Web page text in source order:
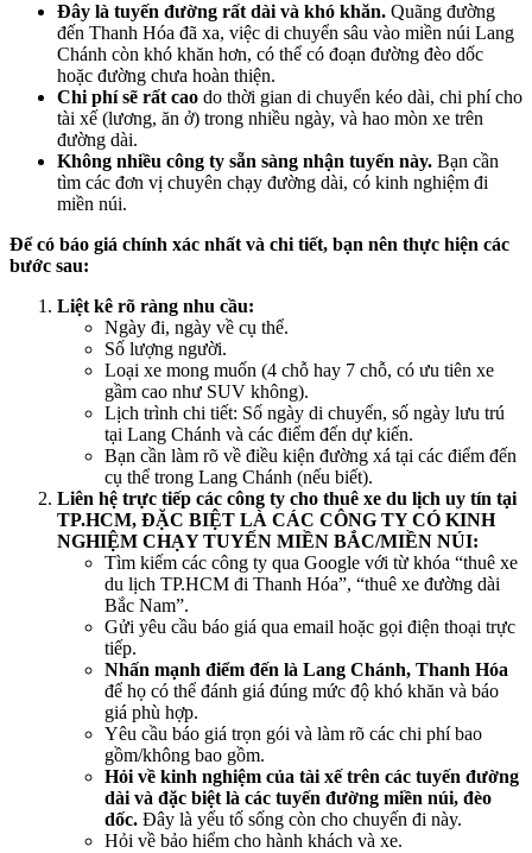
Đây là tuyến đường rất dài và khó khăn. Quãng đường
đến Thanh Hóa đã xa, việc di chuyển sâu vào miền núi Lang
Chánh còn khó khăn hơn, có thể có đoạn đường đèo dốc
hoặc đường chưa hoàn thiện.
Chi phí sẽ rất cao do thời gian di chuyển kéo dài, chi phí cho
tài xế (lương, ăn ở) trong nhiều ngày, và hao mòn xe trên
đường dài.
Không nhiều công ty sẵn sàng nhận tuyến này. Bạn cần
tìm các đơn vị chuyên chạy đường dài, có kinh nghiệm đi
miền núi.
Để có báo giá chính xác nhất và chi tiết, bạn nên thực hiện các
bước sau:
Liệt kê rõ ràng nhu cầu:
Ngày đi, ngày về cụ thể.
Số lượng người.
Loại xe mong muốn (4 chỗ hay 7 chỗ, có ưu tiên xe
gầm cao như SUV không).
Lịch trình chi tiết: Số ngày di chuyển, số ngày lưu trú
tại Lang Chánh và các điểm đến dự kiến.
Bạn cần làm rõ về điều kiện đường xá tại các điểm đến
cụ thể trong Lang Chánh (nếu biết).
Liên hệ trực tiếp các công ty cho thuê xe du lịch uy tín tại
TP.HCM, ĐẶC BIỆT LÀ CÁC CÔNG TY CÓ KINH
NGHIỆM CHẠY TUYẾN MIỀN BẮC/MIỀN NÚI:
Tìm kiếm các công ty qua Google với từ khóa “thuê xe
du lịch TP.HCM đi Thanh Hóa”, “thuê xe đường dài
Bắc Nam”.
Gửi yêu cầu báo giá qua email hoặc gọi điện thoại trực
tiếp.
Nhấn mạnh điểm đến là Lang Chánh, Thanh Hóa
để họ có thể đánh giá đúng mức độ khó khăn và báo
giá phù hợp.
Yêu cầu báo giá trọn gói và làm rõ các chi phí bao
gồm/không bao gồm.
Hỏi về kinh nghiệm của tài xế trên các tuyến đường
dài và đặc biệt là các tuyến đường miền núi, đèo
dốc. Đây là yếu tố sống còn cho chuyến đi này.
Hỏi về bảo hiểm cho hành khách và xe.